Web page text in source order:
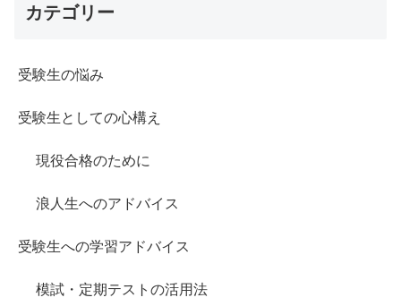
カテゴリー
受験生の悩み
受験生としての心構え
現役合格のために
浪人生へのアドバイス
受験生への学習アドバイス
模試・定期テストの活用法